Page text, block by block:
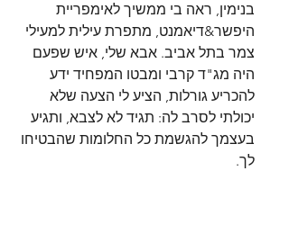
בנימין, ראה בי ממשיך לאימפריית
היפשר&דיאמנט, מתפרת עילית למעילי
צמר בתל אביב. אבא שלי, איש שפעם
היה מג"ד קרבי ומבטו המפחיד ידע
להכריע גורלות, הציע לי הצעה שלא
יכולתי לסרב לה: תגיד לא לצבא, ותגיע
בעצמך להגשמת כל החלומות שהבטיחו
לך.